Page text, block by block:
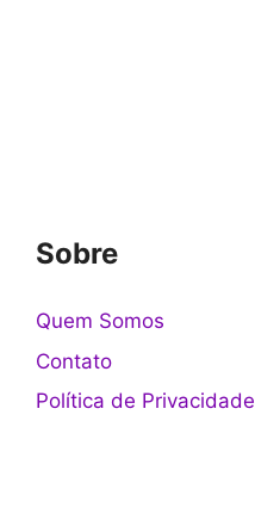
Sobre
Quem Somos
Contato
Política de Privacidade